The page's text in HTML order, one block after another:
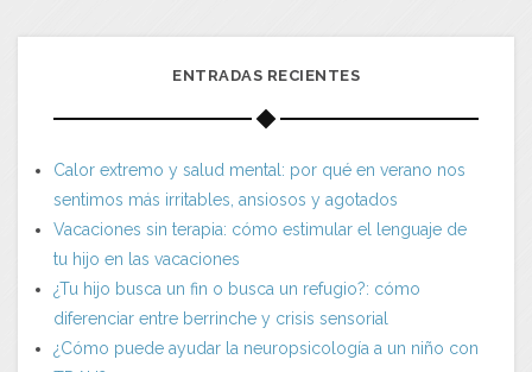
ENTRADAS RECIENTES
Calor extremo y salud mental: por qué en verano nos
sentimos más irritables, ansiosos y agotados
Vacaciones sin terapia: cómo estimular el lenguaje de
tu hijo en las vacaciones
¿Tu hijo busca un fin o busca un refugio?: cómo
diferenciar entre berrinche y crisis sensorial
¿Cómo puede ayudar la neuropsicología a un niño con